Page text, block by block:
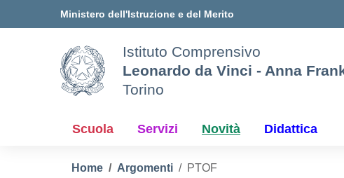
Ministero dell'Istruzione e del Merito
Istituto Comprensivo
Leonardo da Vinci - Anna
Torino
Scuola Servizi Novità Didattica
Home Argomenti PTOF